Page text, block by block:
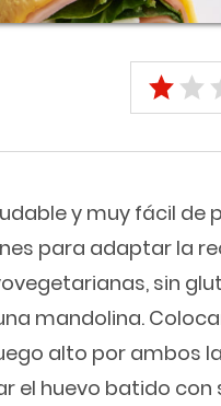
y muy fácil de
para adaptar la
sin
mandolina.
alto por ambos
el huevo batido con